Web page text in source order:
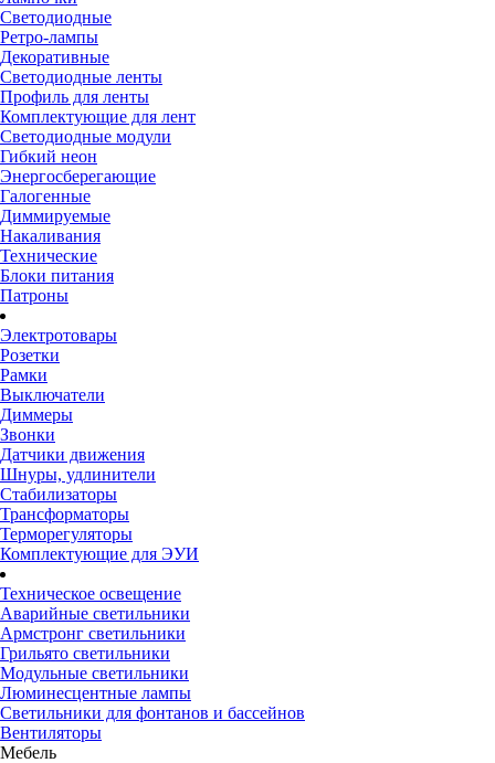
Светодиодные
Ретро-лампы
Декоративные
Светодиодные ленты
Профиль для ленты
Комплектующие для лент
Светодиодные модули
Гибкий неон
Энергосберегающие
Галогенные
Диммируемые
Накаливания
Технические
Блоки питания
Патроны
Электротовары
Розетки
Рамки
Выключатели
Диммеры
Звонки
Датчики движения
Шнуры, удлинители
Стабилизаторы
Трансформаторы
Терморегуляторы
Комплектующие для ЭУИ
Техническое освещение
Аварийные светильники
Армстронг светильники
Грильято светильники
Модульные светильники
Люминесцентные лампы
Светильники для фонтанов и бассейнов
Вентиляторы
Мебель